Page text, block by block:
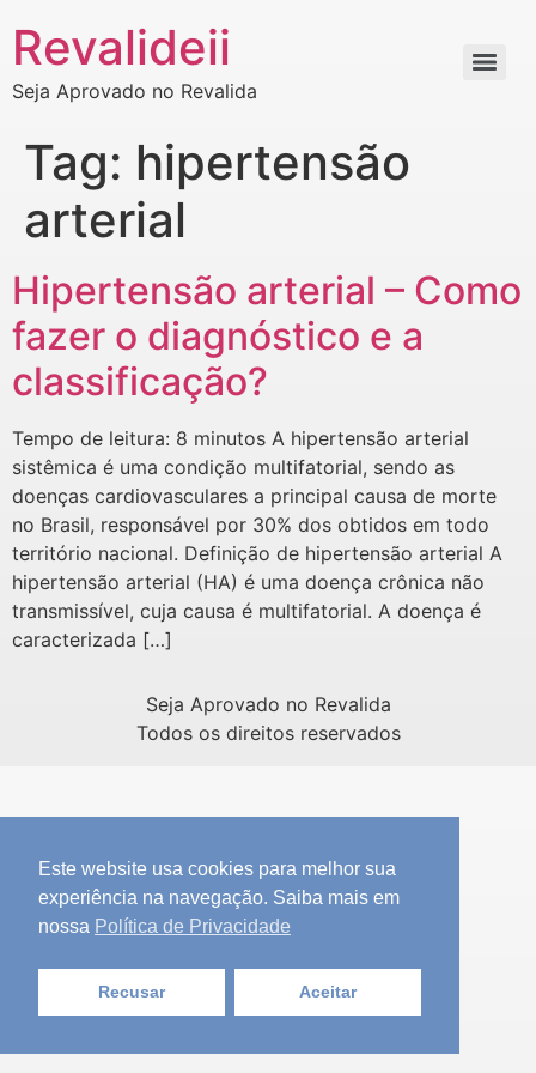
Revalideii
Seja Aprovado no Revalida
Tag: hipertensão
arterial
Hipertensão arterial – Como
fazer o diagnóstico e a
classificação?
Tempo de leitura: 8 minutos A hipertensão arterial
sistêmica é uma condição multifatorial, sendo as
doenças cardiovasculares a principal causa de morte
no Brasil, responsável por 30% dos obtidos em todo
território nacional. Definição de hipertensão arterial A
hipertensão arterial (HA) é uma doença crônica não
transmissível, cuja causa é multifatorial. A doença é
caracterizada […]
Seja Aprovado no Revalida
Todos os direitos reservados
Este website usa cookies para melhor sua
experiência na navegação. Saiba mais em
nossa Política de Privacidade
Recusar Aceitar